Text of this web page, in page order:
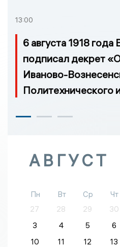
13:00
6 августа 1918
подписал декрет
Иваново-
Политехнического
АВГУСТ
Пн Вт Ср Чт
27
28 29 30
3
4 5 6
10
11 12 13